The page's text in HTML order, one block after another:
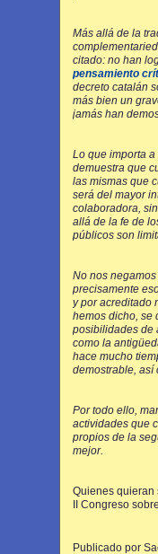
Más allá de la
citado: no han
pensamiento
decreto catalán
más bien un
jamás han
Lo que importa
demuestra que
las mismas que
será del mayor
colaboradora,
allá de la fe de
públicos son
No nos
precisamente
y por acreditado
hemos dicho, se
posibilidades de
como la
hace mucho
demostrable, así
Por todo ello,
actividades que
propios de la
mejor.
Quienes
II Congreso
Publicado por